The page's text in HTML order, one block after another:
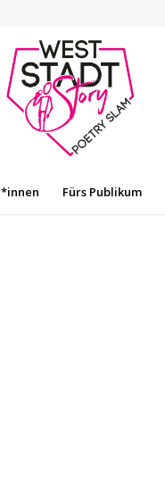
Fürs Publikum